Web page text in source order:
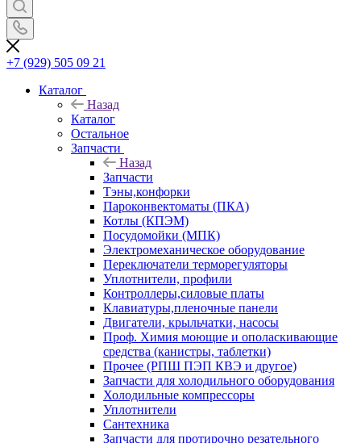
+7 (929) 505 09 21
Каталог
Назад
Каталог
Остальное
Запчасти
Назад
Запчасти
Тэны,конфорки
Пароконвектоматы (ПКА)
Котлы (КПЭМ)
Посудомойки (МПК)
Электромеханическое оборудование
Переключатели терморегуляторы
Уплотнители, профили
Контроллеры,силовые платы
Клавиатуры,пленочные панели
Двигатели, крыльчатки, насосы
Проф. Химия моющие и ополаскивающие
средства (канистры, таблетки)
Прочее (РПШ ПЭП КВЭ и другое)
Запчасти для холодильного оборудования
Холодильные компрессоры
Уплотнители
Сантехника
Запчасти для протирочно резательного